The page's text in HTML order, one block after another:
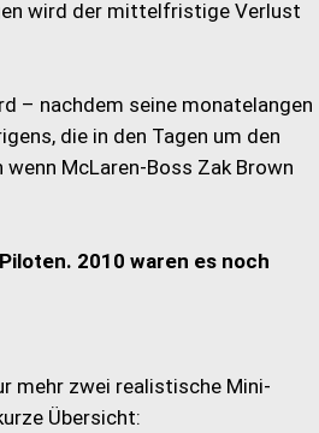
wird der mittelfristige Verlust
– nachdem seine monatelangen
die in den Tagen um den
McLaren-Boss Zak Brown
2010 waren es noch
mehr zwei realistische Mini-
Übersicht: